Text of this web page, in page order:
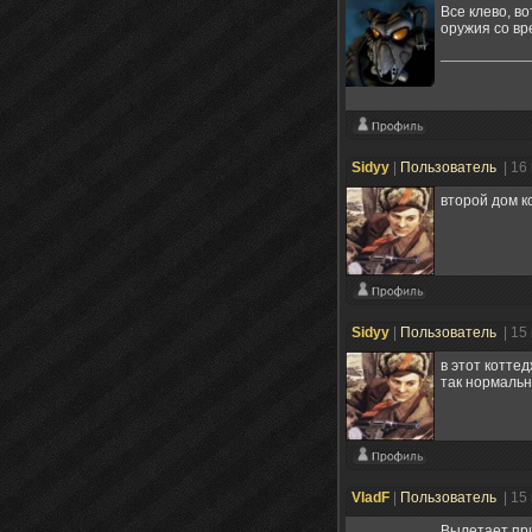
Все клево,
оружия со
Sidyy Пользователь
|
второй дом
Sidyy Пользователь
|
в этот
так
VladF Пользователь
|